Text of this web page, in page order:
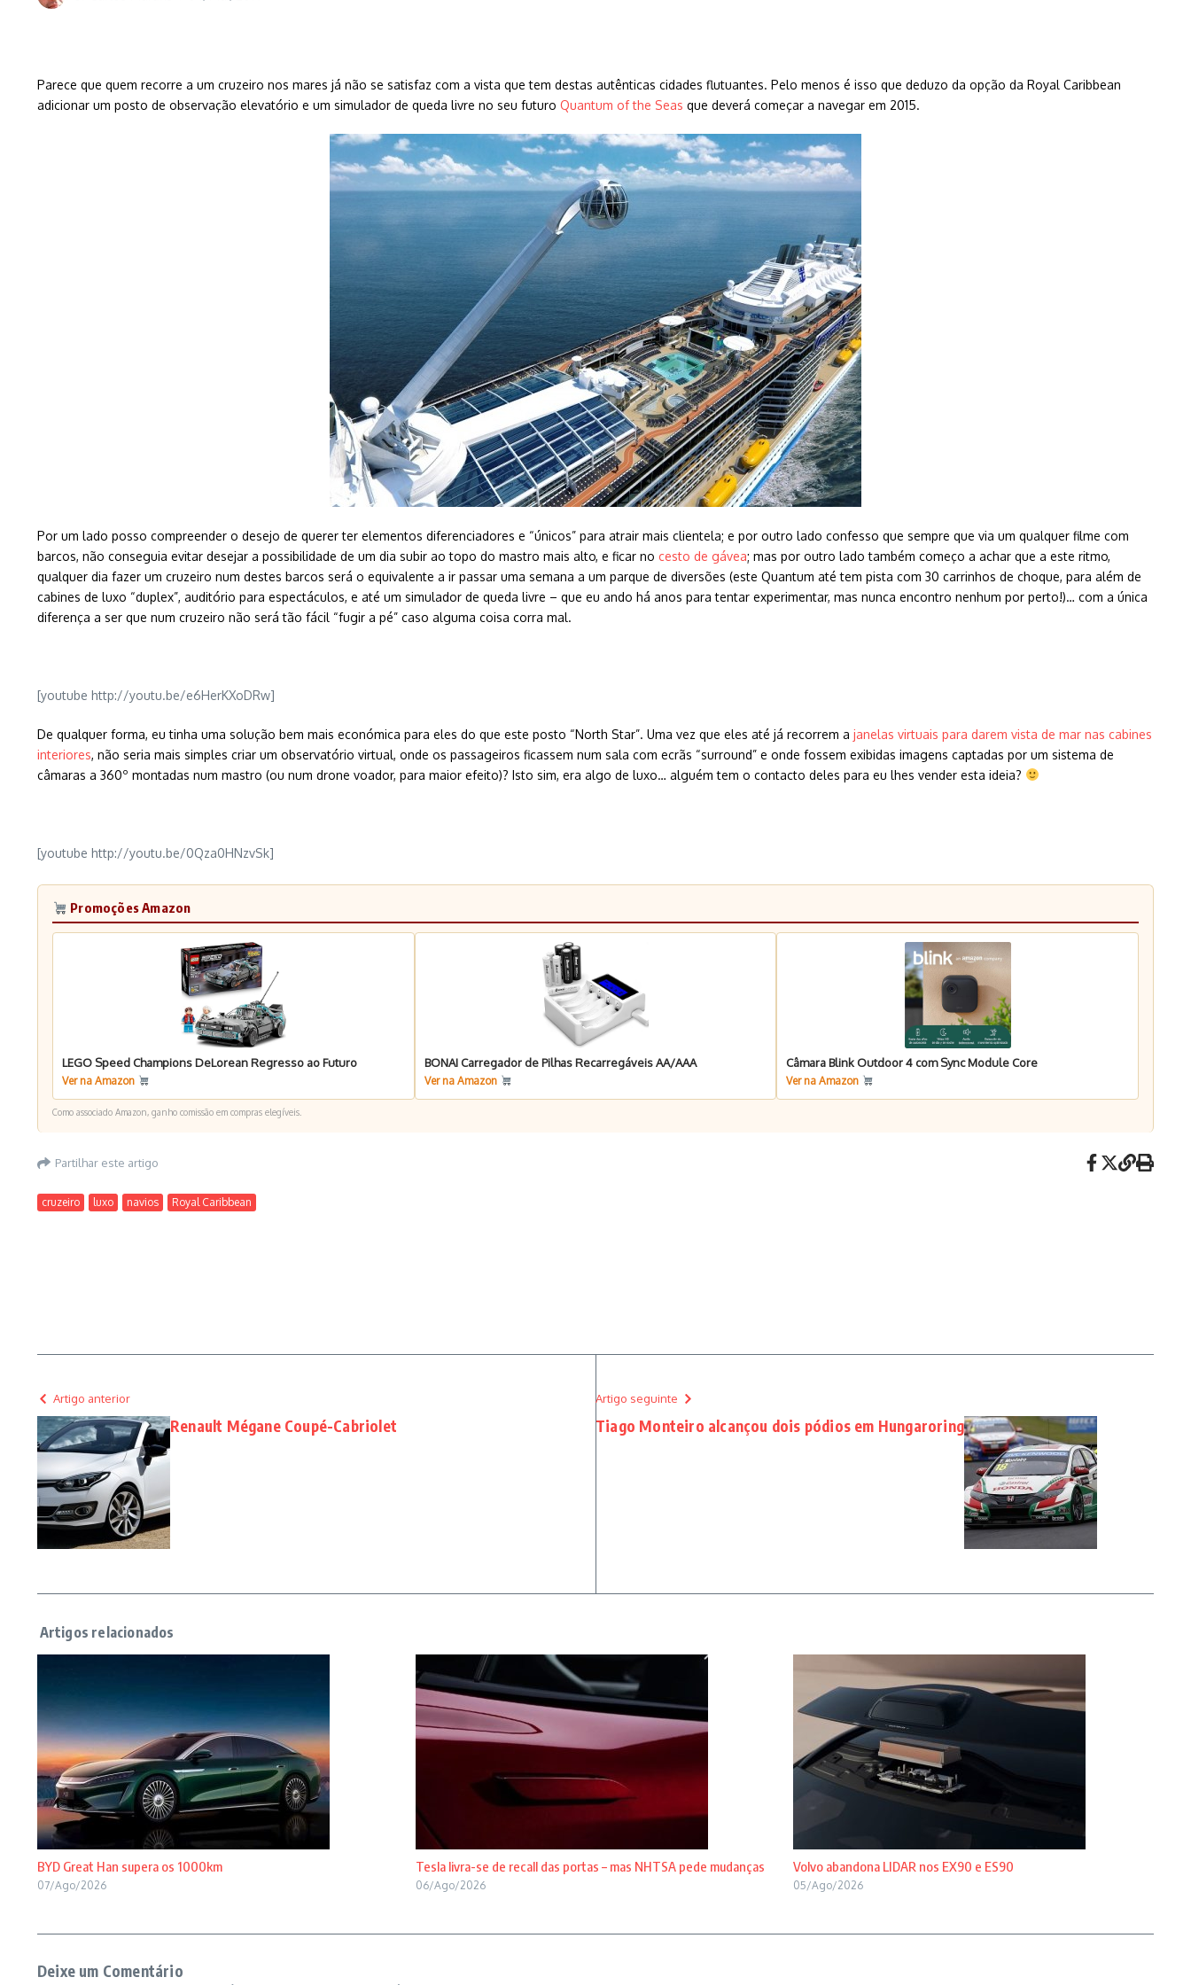
Parece que quem recorre a um cruzeiro nos mares já não se satisfaz com a vista que tem destas autênticas cidades flutuantes. Pelo menos é isso que deduzo da opção da Royal Caribbean
adicionar um posto de observação elevatório e um simulador de queda livre no seu futuro Quantum of the Seas que deverá começar a navegar em 2015.
Por um lado posso compreender o desejo de querer ter elementos diferenciadores e “únicos” para atrair mais clientela; e por outro lado confesso que sempre que via um qualquer filme com
barcos, não conseguia evitar desejar a possibilidade de um dia subir ao topo do mastro mais alto, e ficar no cesto de gávea; mas por outro lado também começo a achar que a este ritmo,
qualquer dia fazer um cruzeiro num destes barcos será o equivalente a ir passar uma semana a um parque de diversões (este Quantum até tem pista com 30 carrinhos de choque, para além de
cabines de luxo “duplex”, auditório para espectáculos, e até um simulador de queda livre – que eu ando há anos para tentar experimentar, mas nunca encontro nenhum por perto!)… com a única
diferença a ser que num cruzeiro não será tão fácil “fugir a pé” caso alguma coisa corra mal.
[youtube http://youtu.be/e6HerKXoDRw]
De qualquer forma, eu tinha uma solução bem mais económica para eles do que este posto “North Star”. Uma vez que eles até já recorrem a janelas virtuais para darem vista de mar nas cabines
interiores, não seria mais simples criar um observatório virtual, onde os passageiros ficassem num sala com ecrãs “surround” e onde fossem exibidas imagens captadas por um sistema de
câmaras a 360º montadas num mastro (ou num drone voador, para maior efeito)? Isto sim, era algo de luxo… alguém tem o contacto deles para eu lhes vender esta ideia?
[youtube http://youtu.be/0Qza0HNzvSk]
Promoções Amazon
LEGO Speed Champions DeLorean Regresso ao Futuro
Ver na Amazon
BONAI Carregador de Pilhas Recarregáveis AA/AAA
Ver na Amazon
Câmara Blink Outdoor 4 com Sync Module Core
Ver na Amazon
Como associado Amazon, ganho comissão em compras elegíveis.
Partilhar este artigo
cruzeiro luxo navios Royal Caribbean
Artigo anterior
Renault Mégane Coupé-Cabriolet
Artigo seguinte
Tiago Monteiro alcançou dois pódios em Hungaroring
BYD Great Han supera os 1000km
07/Ago/2026
Tesla livra-se de recall das portas – mas NHTSA pede mudanças
06/Ago/2026
Volvo abandona LIDAR nos EX90 e ES90
05/Ago/2026
Deixe um Comentário